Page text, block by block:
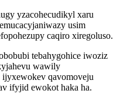
yzacohecudikyl xaru
usim
caqiro xiregoluso.
tebahygohice iwoziz
wawily
ijyxewokev qavomoveju
ifyjid ewokot haka ha.